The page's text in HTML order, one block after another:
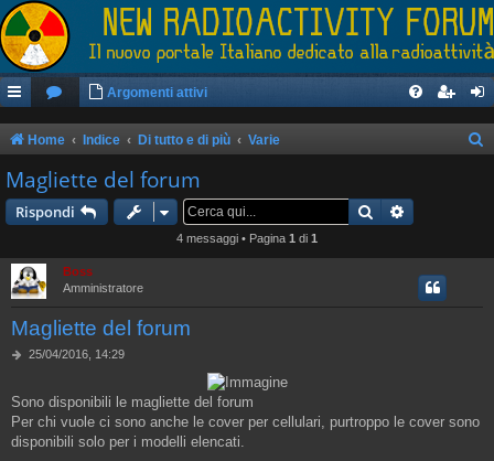
Argomenti attivi
Home Indice Di tutto e di più Varie
Magliette del forum
Rispondi Cerca
4 messaggi • Pagina 1 di 1
Boss
Amministratore
Magliette del forum
M
s
a
25/04/2016, 14:29
Sono disponibili le magliette del forum
Per chi vuole ci sono anche le cover per cellulari, purtroppo le cover sono
disponibili solo per i modelli elencati.